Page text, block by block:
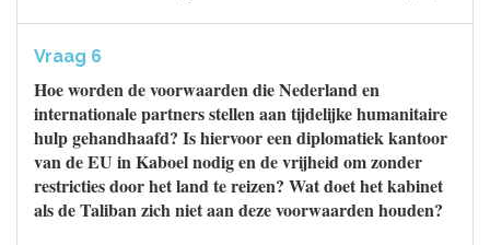
Vraag 6
Hoe worden de voorwaarden die Nederland en
internationale partners stellen aan tijdelijke humanitaire
hulp gehandhaafd? Is hiervoor een diplomatiek kantoor
van de EU in Kaboel nodig en de vrijheid om zonder
restricties door het land te reizen? Wat doet het kabinet
als de Taliban zich niet aan deze voorwaarden houden?